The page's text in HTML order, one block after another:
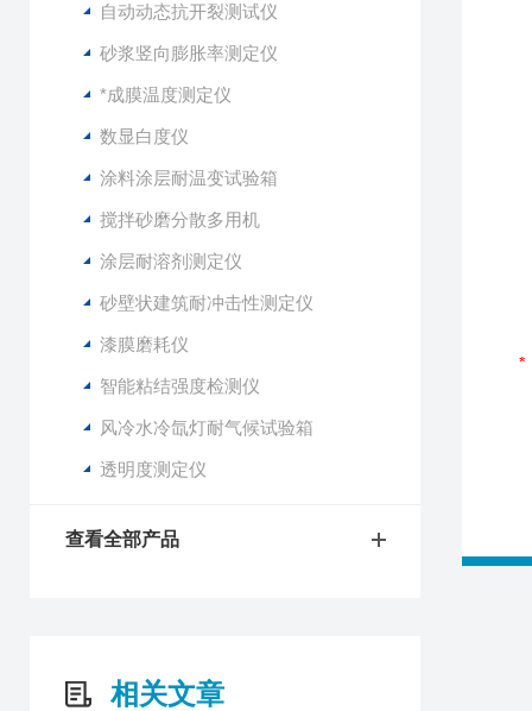
自动动态抗开裂测试仪
砂浆竖向膨胀率测定仪
*成膜温度测定仪
数显白度仪
涂料涂层耐温变试验箱
搅拌砂磨分散多用机
涂层耐溶剂测定仪
砂壁状建筑耐冲击性测定仪
漆膜磨耗仪
智能粘结强度检测仪
风冷水冷氙灯耐气候试验箱
透明度测定仪
查看全部产品
相关文章